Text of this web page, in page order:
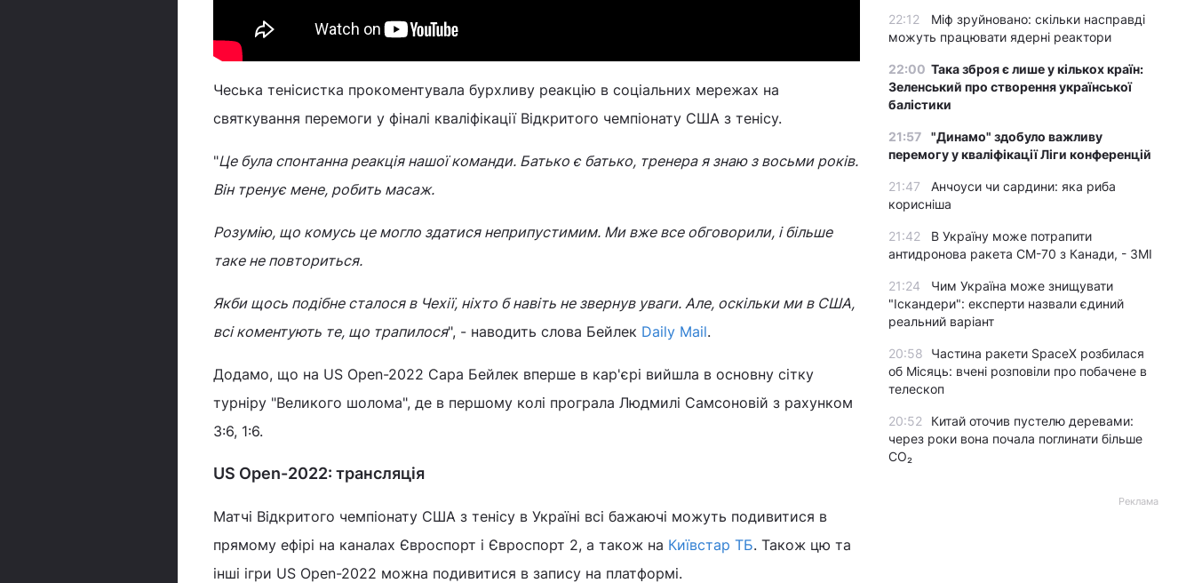
Чеська тенісистка прокоментувала бурхливу реакцію в соціальних мережах на
святкування перемоги у фіналі кваліфікації Відкритого чемпіонату США з тенісу.
"Це була спонтанна реакція нашої команди. Батько є батько, тренера я знаю з восьми років.
Він тренує мене, робить масаж.
Розумію, що комусь це могло здатися неприпустимим. Ми вже все обговорили, і більше
таке не повториться.
Якби щось подібне сталося в Чехії, ніхто б навіть не звернув уваги. Але, оскільки ми в США,
всі коментують те, що трапилося", - наводить слова Бейлек Daily Mail.
Додамо, що на US Open-2022 Сара Бейлек вперше в кар'єрі вийшла в основну сітку
турніру "Великого шолома", де в першому колі програла Людмилі Самсоновій з рахунком
3:6, 1:6.
US Open-2022: трансляція
Матчі Відкритого чемпіонату США з тенісу в Україні всі бажаючі можуть подивитися в
прямому ефірі на каналах Євроспорт і Євроспорт 2, а також на Київстар ТБ. Також цю та
інші ігри US Open-2022 можна подивитися в запису на платформі.
22:12
Міф зруйновано: скільки насправді
можуть працювати ядерні реактори
22:00 Така зброя є лише у кількох країн:
Зеленський про створення української
балістики
21:57
"Динамо" здобуло важливу
перемогу у кваліфікації Ліги конференцій
21:47
Анчоуси чи сардини: яка риба
корисніша
21:42
В Україну може потрапити
антидронова ракета CM-70 з Канади, - ЗМІ
21:24
Чим Україна може знищувати
"Іскандери": експерти назвали єдиний
реальний варіант
20:58
Частина ракети SpaceX розбилася
об Місяць: вчені розповіли про побачене в
телескоп
20:52
Китай оточив пустелю деревами:
через роки вона почала поглинати більше
CO₂
Реклама